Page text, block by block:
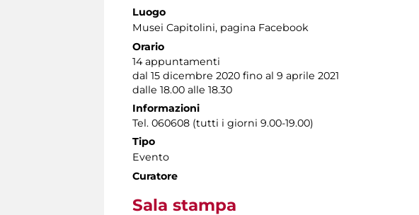
Luogo
Musei Capitolini, pagina Facebook
Orario
14 appuntamenti
dal 15 dicembre 2020 fino al 9 aprile 2021
dalle 18.00 alle 18.30
Informazioni
Tel. 060608 (tutti i giorni 9.00-19.00)
Tipo
Evento
Curatore
Sala stampa